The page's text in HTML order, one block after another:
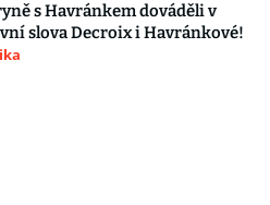
s Havránkem dováděli v
slova Decroix i Havránkové!